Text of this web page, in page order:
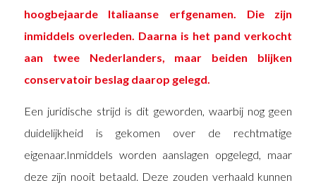
hoogbejaarde Italiaanse erfgenamen. Die zijn
inmiddels overleden. Daarna is het pand verkocht
aan twee Nederlanders, maar beiden blijken
conservatoir beslag daarop gelegd.
Een juridische strijd is dit geworden, waarbij nog geen
duidelijkheid is gekomen over de rechtmatige
eigenaar.Inmiddels worden aanslagen opgelegd, maar
deze zijn nooit betaald. Deze zouden verhaald kunnen